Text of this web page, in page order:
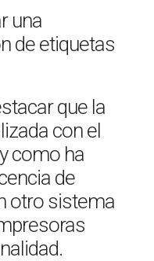
una
de etiquetas
que la
con el
como ha
de
otro sistema